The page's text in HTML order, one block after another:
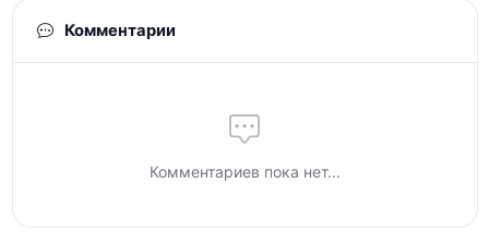
Комментарии
Комментариев пока нет...